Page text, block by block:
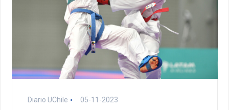
Diario UChile 05-11-2023